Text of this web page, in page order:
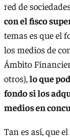
red de
con el fisco
temas es que el
los medios de
Ámbito
otros),lo que
fondo si los
medios en
Tan es así, que